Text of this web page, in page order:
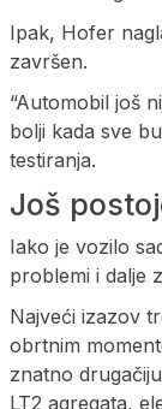
Ipak, Hofer
završen.
“Automobil još
bolji kada sve
testiranja.
Još
Iako je vozilo
problemi i dalje
Najveći izazov
obrtnim
znatno
LT2 agregata,